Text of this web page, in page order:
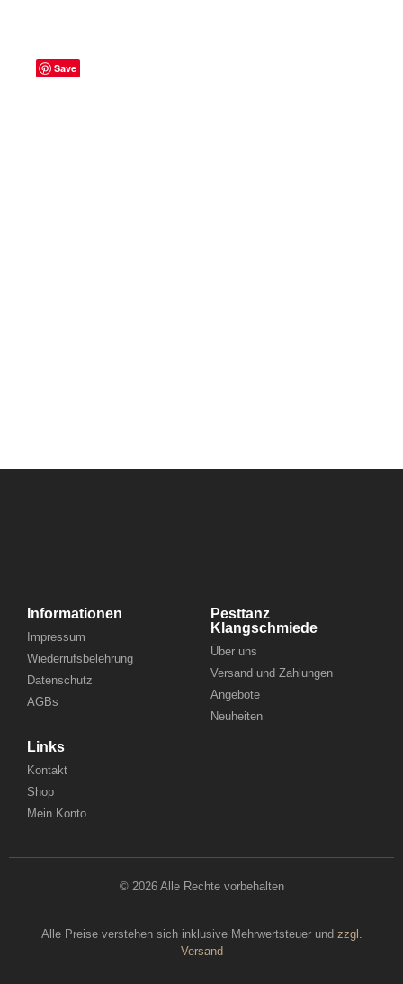
Informationen
Impressum
Wiederrufsbelehrung
Datenschutz
AGBs
Pesttanz
Klangschmiede
Über uns
Versand und Zahlungen
Angebote
Neuheiten
Links
Kontakt
Shop
Mein Konto
© 2026 Alle Rechte vorbehalten
Alle Preise verstehen sich inklusive Mehrwertsteuer und zzgl.
Versand